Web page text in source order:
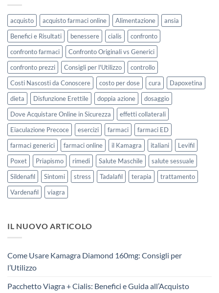
acquisto acquisto farmaci online Alimentazione
ansia
Benefici e Risultati
benessere cialis
confronto
confronto farmaci
Confronto Originali vs Generici
confronto prezzi
Consigli per l'Utilizzo
controllo
Costi Nascosti da Conoscere
costo per dose cura
Dapoxetina
dieta
Disfunzione Erettile doppia azione
dosaggio
Dove Acquistare Online in Sicurezza
effetti collaterali
Eiaculazione Precoce
esercizi farmaci
farmaci ED
farmaci generici
farmaci online il Kamagra italiani
Levifil
Poxet
Priapismo rimedi Salute Maschile
salute sessuale
Sildenafil
Sintomi stress Tadalafil terapia
trattamento
Vardenafil
viagra
IL NUOVO ARTICOLO
Come Usare Kamagra Diamond 160mg: Consigli per
l’Utilizzo
Pacchetto Viagra + Cialis: Benefici e Guida all’Acquisto